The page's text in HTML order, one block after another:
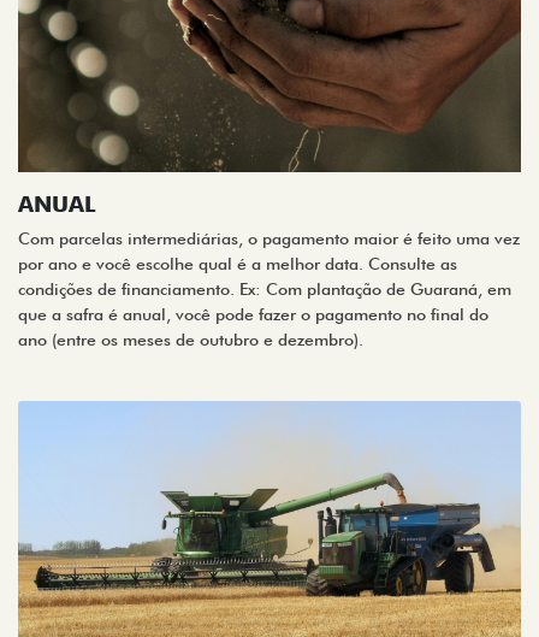
ANUAL
Com parcelas intermediárias, o pagamento maior é feito uma vez
por ano e você escolhe qual é a melhor data. Consulte as
condições de financiamento. Ex: Com plantação de Guaraná, em
que a safra é anual, você pode fazer o pagamento no final do
ano (entre os meses de outubro e dezembro).